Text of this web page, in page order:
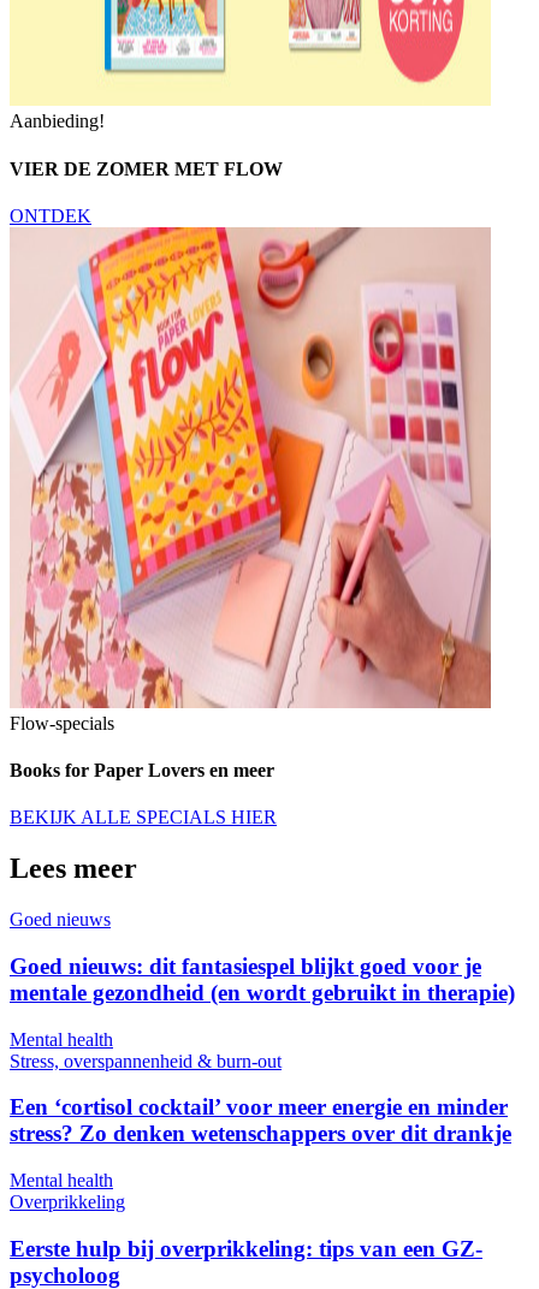
Aanbieding!
VIER DE ZOMER MET FLOW
ONTDEK
Flow-specials
Books for Paper Lovers en meer
BEKIJK ALLE SPECIALS HIER
Lees meer
Goed nieuws
Goed nieuws: dit fantasiespel blijkt goed voor je
mentale gezondheid (en wordt gebruikt in therapie)
Mental health
Stress, overspannenheid & burn-out
Een ‘cortisol cocktail’ voor meer energie en minder
stress? Zo denken wetenschappers over dit drankje
Mental health
Overprikkeling
Eerste hulp bij overprikkeling: tips van een GZ-
psycholoog